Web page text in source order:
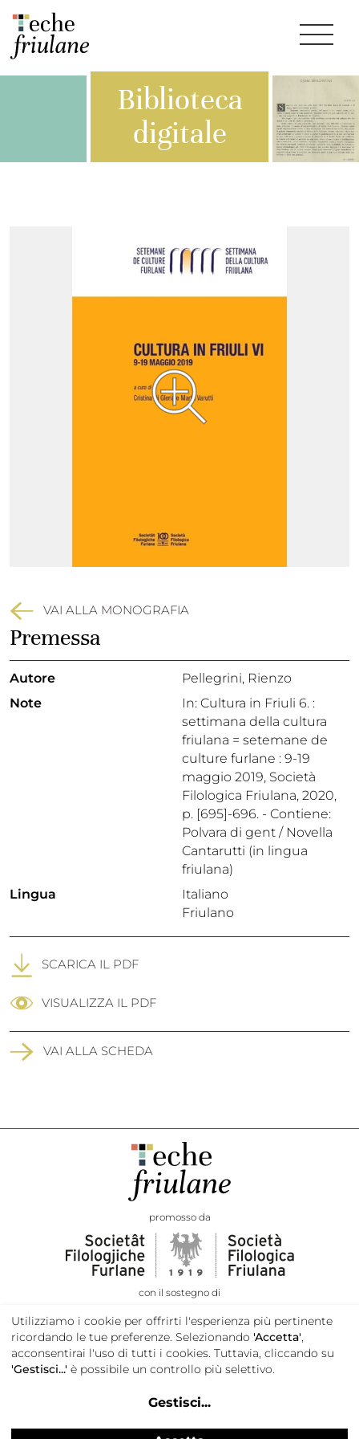
Biblioteca
digitale
VAI ALLA MONOGRAFIA
Premessa
Autore
Pellegrini, Rienzo
Note
In: Cultura in Friuli 6. :
settimana della cultura
friulana = setemane de
culture furlane : 9-19
maggio 2019, Società
Filologica Friulana, 2020,
p. [695]-696. - Contiene:
Polvara di gent / Novella
Cantarutti (in lingua
friulana)
Lingua
Italiano
Friulano
SCARICA IL PDF
VISUALIZZA IL PDF
VAI ALLA SCHEDA
promosso da
con il sostegno di
Utilizziamo i cookie per offrirti l'esperienza più pertinente
ricordando le tue preferenze. Selezionando 'Accetta',
acconsentirai l'uso di tutti i cookies. Tuttavia, cliccando su
'Gestisci...' è possibile un controllo più selettivo.
Gestisci...